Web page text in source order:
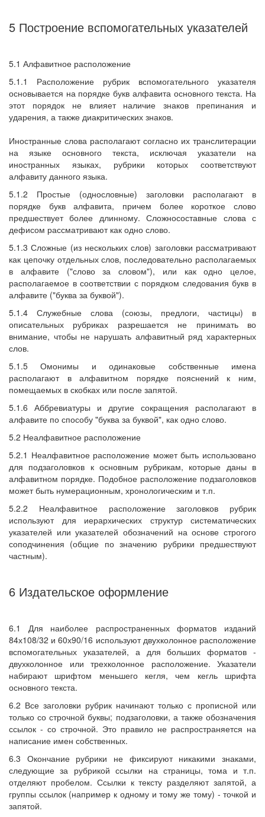
5 Построение вспомогательных указателей
5.1 Алфавитное расположение
5.1.1 Расположение рубрик вспомогательного указателя
основывается на порядке букв алфавита основного текста. На
этот порядок не влияет наличие знаков препинания и
ударения, а также диакритических знаков.
Иностранные слова располагают согласно их транслитерации
на языке основного текста, исключая указатели на
иностранных языках, рубрики которых соответствуют
алфавиту данного языка.
5.1.2 Простые (однословные) заголовки располагают в
порядке букв алфавита, причем более короткое слово
предшествует более длинному. Сложносоставные слова с
дефисом рассматривают как одно слово.
5.1.3 Сложные (из нескольких слов) заголовки рассматривают
как цепочку отдельных слов, последовательно располагаемых
в алфавите ("слово за словом"), или как одно целое,
располагаемое в соответствии с порядком следования букв в
алфавите ("буква за буквой").
5.1.4 Служебные слова (союзы, предлоги, частицы) в
описательных рубриках разрешается не принимать во
внимание, чтобы не нарушать алфавитный ряд характерных
слов.
5.1.5 Омонимы и одинаковые собственные имена
располагают в алфавитном порядке пояснений к ним,
помещаемых в скобках или после запятой.
5.1.6 Аббревиатуры и другие сокращения располагают в
алфавите по способу "буква за буквой", как одно слово.
5.2 Неалфавитное расположение
5.2.1 Неалфавитное расположение может быть использовано
для подзаголовков к основным рубрикам, которые даны в
алфавитном порядке. Подобное расположение подзаголовков
может быть нумерационным, хронологическим и т.п.
5.2.2 Неалфавитное расположение заголовков рубрик
используют для иерархических структур систематических
указателей или указателей обозначений на основе строгого
соподчинения (общие по значению рубрики предшествуют
частным).
6 Издательское оформление
6.1 Для наиболее распространенных форматов изданий
84х108/32 и 60х90/16 используют двухколонное расположение
вспомогательных указателей, а для больших форматов -
двухколонное или трехколонное расположение. Указатели
набирают шрифтом меньшего кегля, чем кегль шрифта
основного текста.
6.2 Все заголовки рубрик начинают только с прописной или
только со строчной буквы; подзаголовки, а также обозначения
ссылок - со строчной. Это правило не распространяется на
написание имен собственных.
6.3 Окончание рубрики не фиксируют никакими знаками,
следующие за рубрикой ссылки на страницы, тома и т.п.
отделяют пробелом. Ссылки к тексту разделяют запятой, а
группы ссылок (например к одному и тому же тому) - точкой и
запятой.